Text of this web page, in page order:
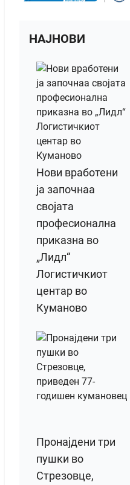
НАЈНОВИ
Нови вработени
ја започнаа
својата
професионална
приказна во
„Лидл“
Логистичкиот
центар во
Куманово
Пронајдени три
пушки во
Стрезовце,